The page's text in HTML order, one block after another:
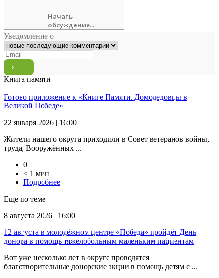
Уведомление о
Книга памяти
Готово приложение к «Книге Памяти. Домодедовцы в
Великой Победе»
22 января 2026 | 16:00
Жители нашего округа приходили в Совет ветеранов войны,
труда, Вооружённых ...
0
< 1 мин
Подробнее
Еще по теме
8 августа 2026 | 16:00
12 августа в молодёжном центре «Победа» пройдёт День
донора в помощь тяжелобольным маленьким пациентам
Вот уже несколько лет в округе проводятся
благотворительные донорские акции в помощь детям с ...